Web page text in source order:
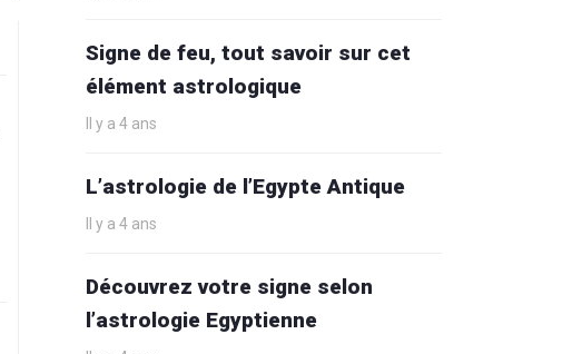
Signe de feu, tout savoir sur cet
élément astrologique
Il y a 4 ans
L’astrologie de l’Egypte Antique
Il y a 4 ans
Découvrez votre signe selon
l’astrologie Egyptienne